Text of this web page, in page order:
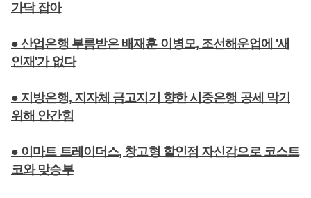
가닥 잡아
● 산업은행 부름받은 배재훈 이병모, 조선해운업에 '새
인재'가 없다
● 지방은행, 지자체 금고지기 향한 시중은행 공세 막기
위해 안간힘
● 이마트 트레이더스, 창고형 할인점 자신감으로 코스트
코와 맞승부